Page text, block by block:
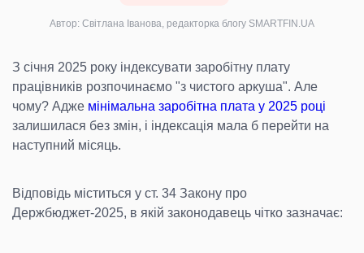
Автор: Світлана Іванова, редакторка блогу SMARTFIN.UA
З січня 2025 року індексувати заробітну плату
працівників розпочинаємо "з чистого аркуша". Але
чому? Адже мінімальна заробітна плата у 2025 році
залишилася без змін, і індексація мала б перейти на
наступний місяць.
Відповідь міститься у ст. 34 Закону про
Держбюджет-2025, в якій законодавець чітко зазначає: